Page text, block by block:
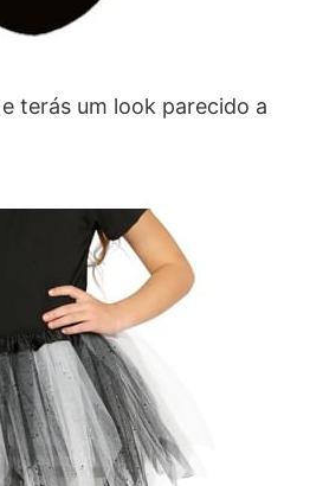
terás um look parecido a